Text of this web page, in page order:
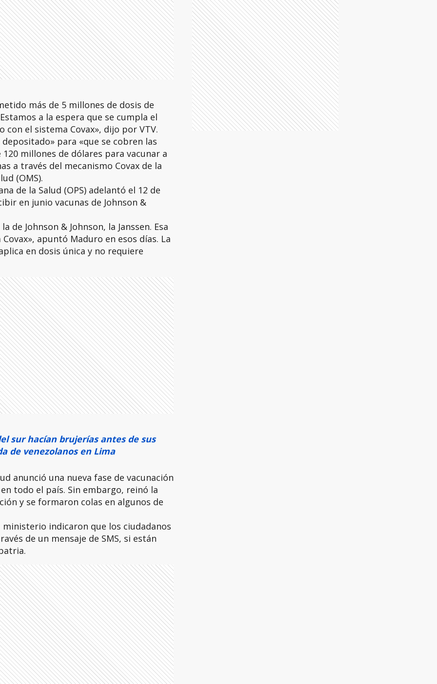
más de 5 millones de dosis de
a la espera que se cumpla el
con el sistema Covax», dijo por VTV.
para «que se cobren las
millones de dólares para vacunar a
a través del mecanismo Covax de la
(OMS).
de la Salud (OPS) adelantó el 12 de
en junio vacunas de Johnson &
de Johnson & Johnson, la Janssen. Esa
apuntó Maduro en esos días. La
en dosis única y no requiere
sur hacían brujerías antes de sus
de venezolanos en Lima
anunció una nueva fase de vacunación
todo el país. Sin embargo, reinó la
y se formaron colas en algunos de
indicaron que los ciudadanos
de un mensaje de SMS, si están